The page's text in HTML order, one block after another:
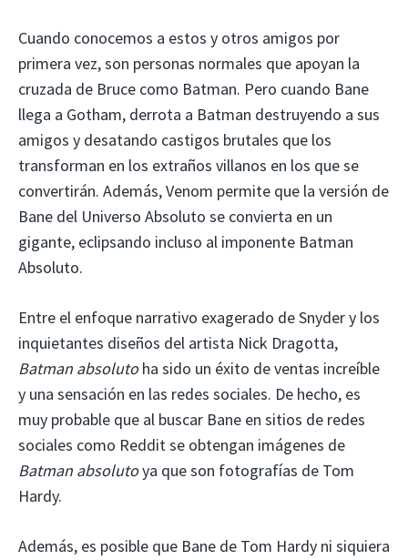
Cuando conocemos a estos y otros amigos por
primera vez, son personas normales que apoyan la
cruzada de Bruce como Batman. Pero cuando Bane
llega a Gotham, derrota a Batman destruyendo a sus
amigos y desatando castigos brutales que los
transforman en los extraños villanos en los que se
convertirán. Además, Venom permite que la versión de
Bane del Universo Absoluto se convierta en un
gigante, eclipsando incluso al imponente Batman
Absoluto.
Entre el enfoque narrativo exagerado de Snyder y los
inquietantes diseños del artista Nick Dragotta,
Batman absolutoha sido un éxito de ventas increíble
y una sensación en las redes sociales. De hecho, es
muy probable que al buscar Bane en sitios de redes
sociales como Reddit se obtengan imágenes de
Batman absolutoya que son fotografías de Tom
Hardy.
Además, es posible que Bane de Tom Hardy ni siquiera